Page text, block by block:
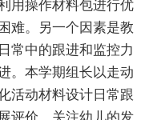
用操作材料包进行优
难。另一个因素是教
常中的跟进和监控力
。本学期组长以走动
活动材料设计日常跟